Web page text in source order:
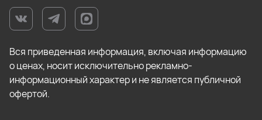
Вся приведенная информация, включая информацию
о ценах, носит исключительно рекламно-
информационный характер и не является публичной
офертой.